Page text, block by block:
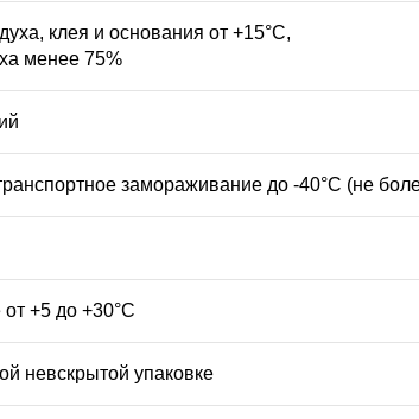
клея и основания от +15°С,
менее 75%
замораживание до -40°С (не
+5 до +30°С
невскрытой упаковке